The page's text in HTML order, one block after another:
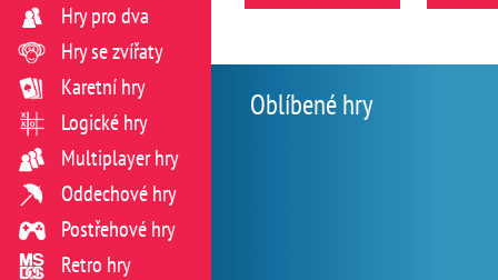
Oblíbené hry
Hry pro dva
Hry se zvířaty
Karetní hry
Logické hry
Multiplayer hry
Oddechové hry
Postřehové hry
Retro hry